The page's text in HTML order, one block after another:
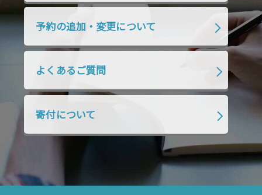
2019年4月
2018年7月 2018年6月
2018年4月 2018年3月 2018年2月
2018年1月 2017年12月
2017年10月 2017年9月 2017年8月
2017年5月
2017年4月
予約の追加・変更について
よくあるご質問
寄付について